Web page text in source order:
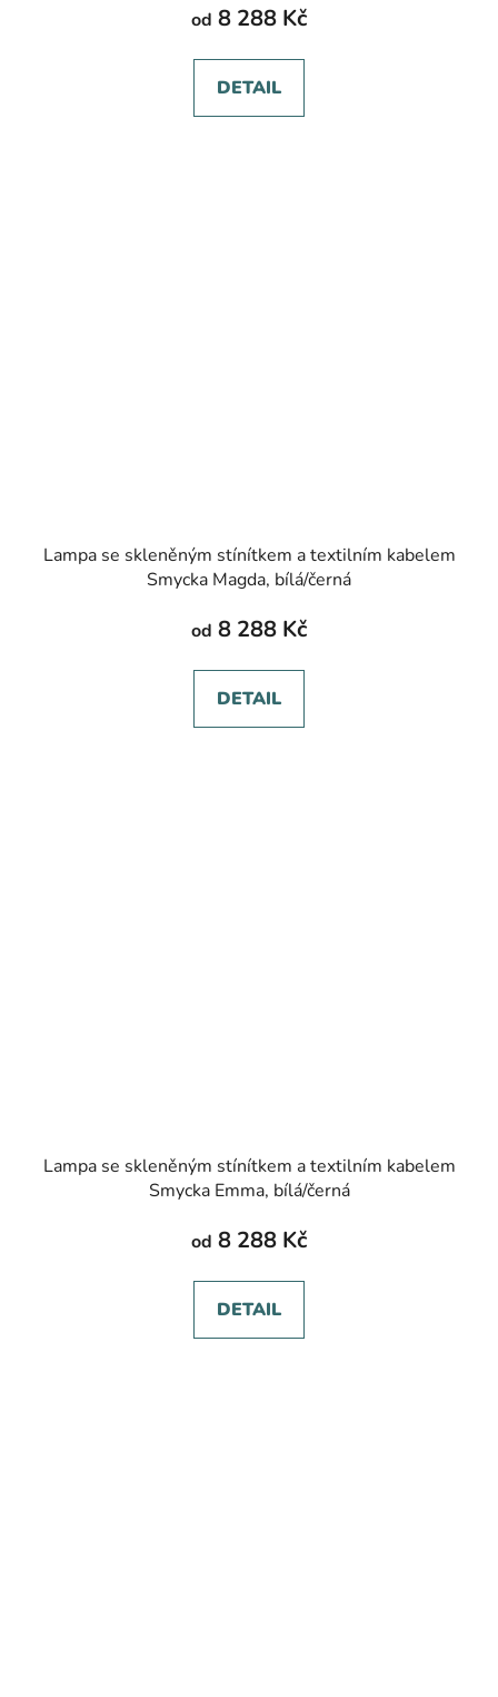
od 8 288 Kč
DETAIL
Lampa se skleněným stínítkem a textilním kabelem
Smycka Magda, bílá/černá
od 8 288 Kč
DETAIL
Lampa se skleněným stínítkem a textilním kabelem
Smycka Emma, bílá/černá
od 8 288 Kč
DETAIL